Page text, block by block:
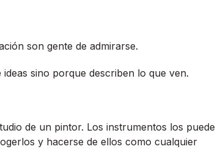
son gente de admirarse.
sino porque describen lo que ven.
de un pintor. Los instrumentos los puede
y hacerse de ellos como cualquier